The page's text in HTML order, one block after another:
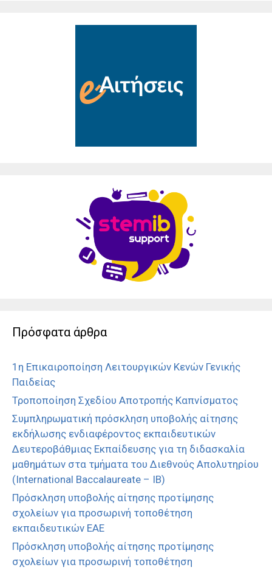
Πρόσφατα άρθρα
1η Επικαιροποίηση Λειτουργικών Κενών Γενικής
Παιδείας
Τροποποίηση Σχεδίου Αποτροπής Καπνίσματος
Συμπληρωματική πρόσκληση υποβολής αίτησης
εκδήλωσης ενδιαφέροντος εκπαιδευτικών
Δευτεροβάθμιας Εκπαίδευσης για τη διδασκαλία
μαθημάτων στα τμήματα του Διεθνούς Απολυτηρίου
(International Baccalaureate – IB)
Πρόσκληση υποβολής αίτησης προτίμησης
σχολείων για προσωρινή τοποθέτηση
εκπαιδευτικών ΕΑΕ
Πρόσκληση υποβολής αίτησης προτίμησης
σχολείων για προσωρινή τοποθέτηση